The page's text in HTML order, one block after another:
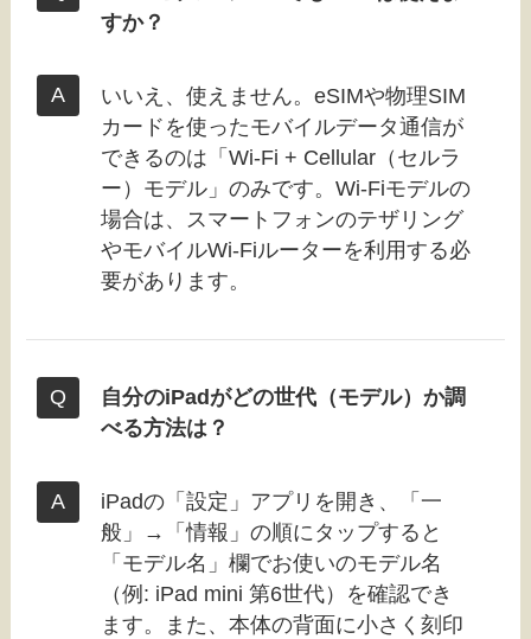
すか？
いいえ、使えません。eSIMや物理SIM
カードを使ったモバイルデータ通信が
できるのは「Wi-Fi + Cellular（セルラ
ー）モデル」のみです。Wi-Fiモデルの
場合は、スマートフォンのテザリング
やモバイルWi-Fiルーターを利用する必
要があります。
自分のiPadがどの世代（モデル）か調
べる方法は？
iPadの「設定」アプリを開き、「一
般」→「情報」の順にタップすると
「モデル名」欄でお使いのモデル名
（例: iPad mini 第6世代）を確認でき
ます。また、本体の背面に小さく刻印